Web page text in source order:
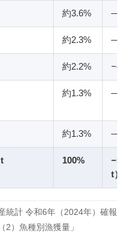
約3.6% —
約2.3% —
約2.2% −46
約1.3% —
約1.3% —
100%
t）
統計 令和6年（2024年）確報
2）魚種別漁獲量」